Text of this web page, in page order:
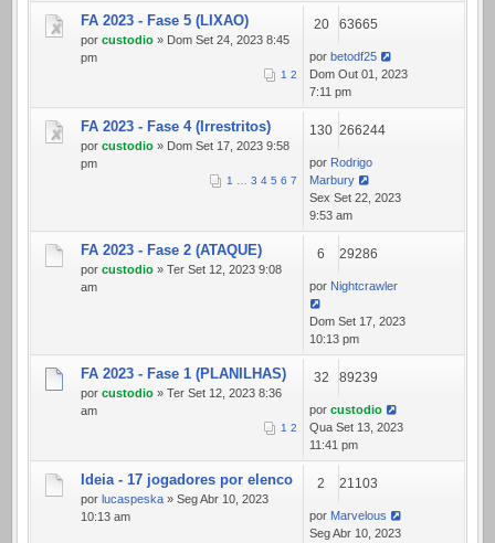
FA 2023 - Fase 5 (LIXAO)
por custodio » Dom Set 24, 2023 8:45
pm
1 2
20 63665
por betodf25
Dom Out 01, 2023
7:11 pm
FA 2023 - Fase 4 (Irrestritos)
por custodio » Dom Set 17, 2023 9:58
pm
1 … 3 4 5 6 7
130 266244
por Rodrigo
Marbury
Sex Set 22, 2023
9:53 am
FA 2023 - Fase 2 (ATAQUE)
por custodio » Ter Set 12, 2023 9:08
am
6 29286
por Nightcrawler
Dom Set 17, 2023
10:13 pm
FA 2023 - Fase 1 (PLANILHAS)
por custodio » Ter Set 12, 2023 8:36
am
1 2
32 89239
por custodio
Qua Set 13, 2023
11:41 pm
Ideia - 17 jogadores por elenco
por lucaspeska » Seg Abr 10, 2023
10:13 am
2 21103
por Marvelous
Seg Abr 10, 2023